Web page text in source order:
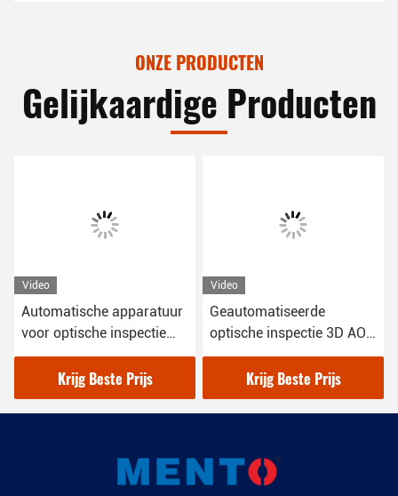
ONZE PRODUCTEN
Gelijkaardige Producten
Video
Geautomatiseerde
optische inspectie 3D AOI
machine RGB LED-
verlichting 1100Kg
Krijg Beste Prijs
Video
Windows 10 PCB AOI-
machine 3D-
soldeersamenwerkingsins
pectie-apparaat
Krijg Beste Prijs